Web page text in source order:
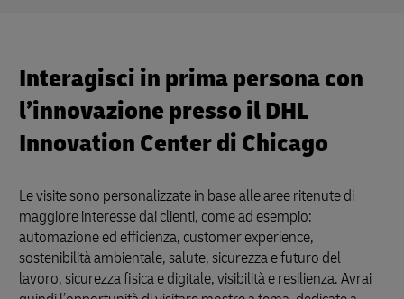
Interagisci in prima persona con
l’innovazione presso il DHL
Innovation Center di Chicago
Le visite sono personalizzate in base alle aree ritenute di
maggiore interesse dai clienti, come ad esempio:
automazione ed efficienza, customer experience,
sostenibilità ambientale, salute, sicurezza e futuro del
lavoro, sicurezza fisica e digitale, visibilità e resilienza. Avrai